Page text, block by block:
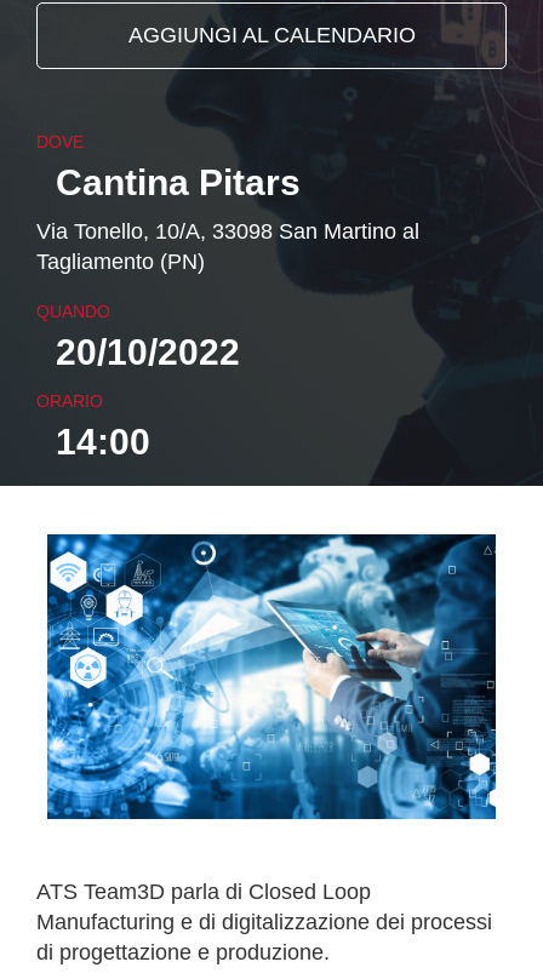
AGGIUNGI AL CALENDARIO
DOVE
Cantina Pitars
Via Tonello, 10/A, 33098 San Martino al
Tagliamento (PN)
QUANDO
20/10/2022
ORARIO
14:00
ATS Team3D parla di Closed Loop
Manufacturing e di digitalizzazione dei processi
di progettazione e produzione.